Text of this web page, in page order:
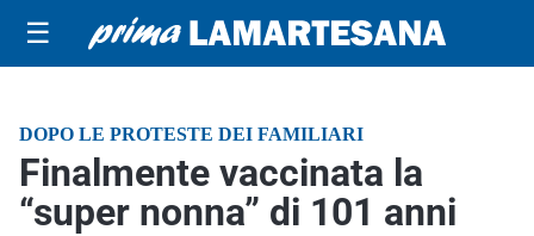
☰
DOPO LE PROTESTE DEI FAMILIARI
Finalmente vaccinata la
“super nonna” di 101 anni